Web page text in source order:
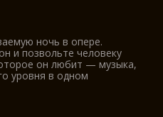
ночь в опере.
и позвольте человеку
он любит — музыка,
уровня в одном